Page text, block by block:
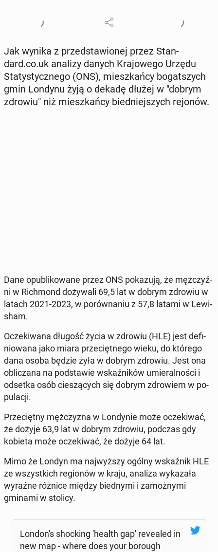
Jak wynika z przed­sta­wio­nej przez Stan­
dard.co.uk analizy danych Kra­jo­we­go Urzędu
Sta­ty­stycz­ne­go (ONS), miesz­kań­cy bo­gat­szych
gmin Londynu żyją o dekadę dłużej w "dobrym
zdrowiu" niż miesz­kań­cy bied­niej­szych rejonów.
Dane opu­bli­ko­wa­ne przez ONS po­ka­zu­ją, że męż­czyź­
ni w Rich­mond do­ży­wa­li 69,5 lat w dobrym zdrowiu w
latach 2021-2023, w po­rów­na­niu z 57,8 latami w Le­wi­
sham.
Ocze­ki­wa­na długość życia w zdrowiu (HLE) jest de­fi­
nio­wa­na jako miara prze­cięt­ne­go wieku, do którego
dana osoba będzie żyła w dobrym zdrowiu. Jest ona
ob­li­cza­na na pod­sta­wie wskaź­ni­ków umie­ral­no­ści i
odsetka osób cie­szą­cych się dobrym zdro­wiem w po­
pu­la­cji.
Prze­cięt­ny męż­czy­zna w Lon­dy­nie może ocze­ki­wać,
że dożyje 63,9 lat w dobrym zdrowiu, podczas gdy
kobieta może ocze­ki­wać, że dożyje 64 lat.
Mimo że Londyn ma naj­wyż­szy ogólny wskaź­nik HLE
ze wszyst­kich re­gio­nów w kraju, analiza wy­ka­za­ła
wyraźne różnice między bied­ny­mi i za­moż­ny­mi
gminami w stolicy.
Lon­do­n's shoc­king 'health gap' re­ve­aled in
new map - where does your borough